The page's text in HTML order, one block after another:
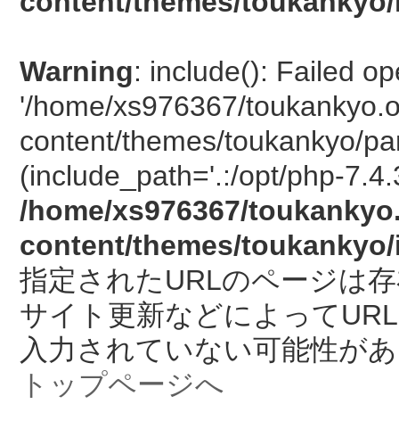
Warning: include(): Failed
'/home/xs976367/
content/themes/toukankyo/
(include_path='.:/opt/php-
/home/xs976367/
content/themes/
指定されたURLのページは
サイト更新などによって
入力されていない可能性が
トップページへ